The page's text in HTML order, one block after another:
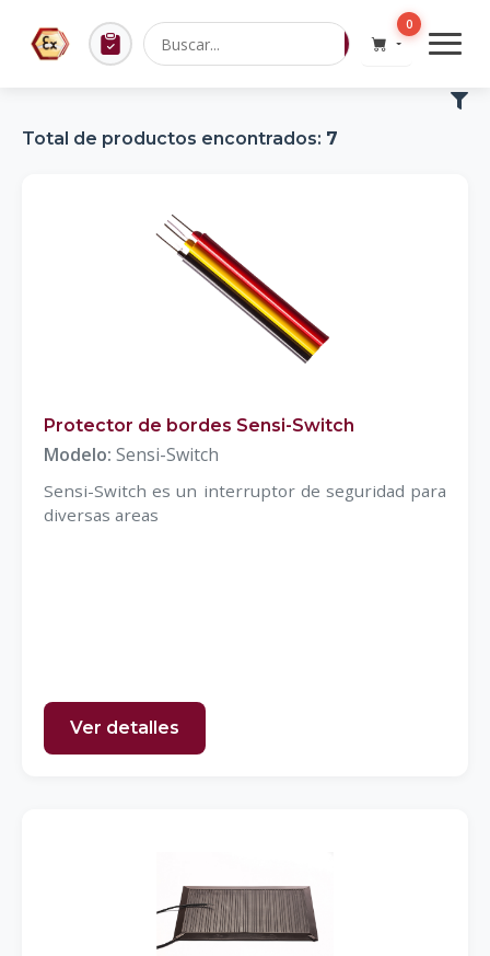
0
Total de productos encontrados: 7
Protector de bordes Sensi-Switch
Modelo: Sensi-Switch
Sensi-Switch es un interruptor de seguridad para
diversas areas
Ver detalles